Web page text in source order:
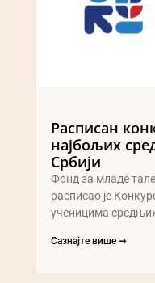
Расписан
најбољих
Србији
Фонд за младе
расписао је
ученицима
Сазнајте више ➔